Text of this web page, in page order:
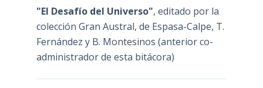
"El Desafío del Universo", editado por la
colección Gran Austral, de Espasa-Calpe, T.
Fernández y B. Montesinos (anterior co-
administrador de esta bitácora)